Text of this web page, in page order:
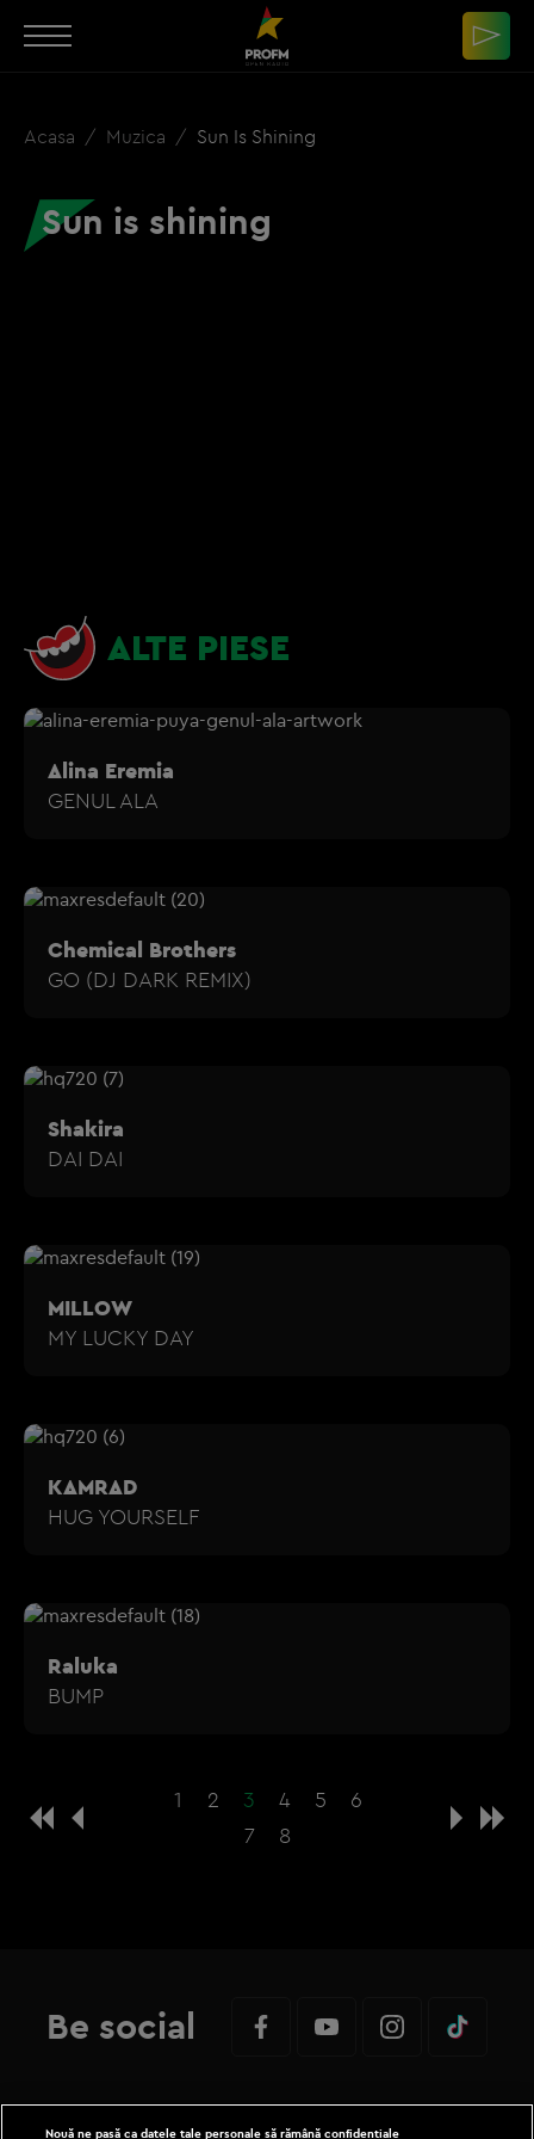
Acasa Muzica Sun Is Shining
Sun is shining
ALTE PIESE
Alina Eremia
GENUL ALA
Chemical Brothers
GO (DJ DARK REMIX)
Shakira
DAI DAI
MILLOW
MY LUCKY DAY
KAMRAD
HUG YOURSELF
Raluka
BUMP
1 2 3 4 5
6
7
8
Be social
Nouă ne pasă ca datele tale personale să rămână confidențiale